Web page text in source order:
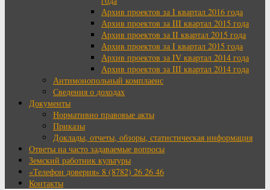
Архив проектов за I квартал 2016 года
Архив проектов за III квартал 2015 года
Архив проектов за II квартал 2015 года
Архив проектов за I квартал 2015 года
Архив проектов за IV квартал 2014 года
Архив проектов за III квартал 2014 года
Антимонопольный комплаенс
Сведения о доходах
Документы
Нормативно правовые акты
Приказы
Доклады, отчеты, обзоры, статистическая информация
Ответы на часто задаваемые вопросы
Земский работник культуры
«Телефон доверия» 8 (8782) 26 26 46
Контакты